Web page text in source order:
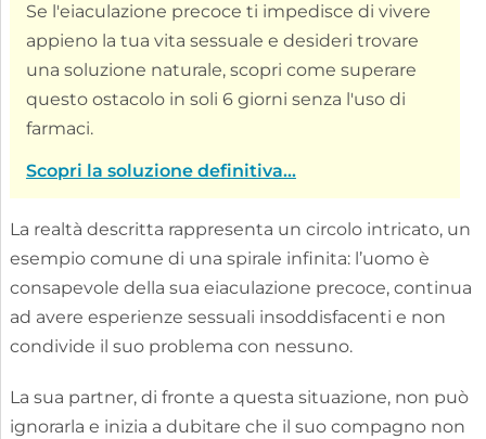
Se l'eiaculazione precoce ti impedisce di vivere
appieno la tua vita sessuale e desideri trovare
una soluzione naturale, scopri come superare
questo ostacolo in soli 6 giorni senza l'uso di
farmaci.
Scopri la soluzione definitiva...
La realtà descritta rappresenta un circolo intricato, un
esempio comune di una spirale infinita: l’uomo è
consapevole della sua eiaculazione precoce, continua
ad avere esperienze sessuali insoddisfacenti e non
condivide il suo problema con nessuno.
La sua partner, di fronte a questa situazione, non può
ignorarla e inizia a dubitare che il suo compagno non